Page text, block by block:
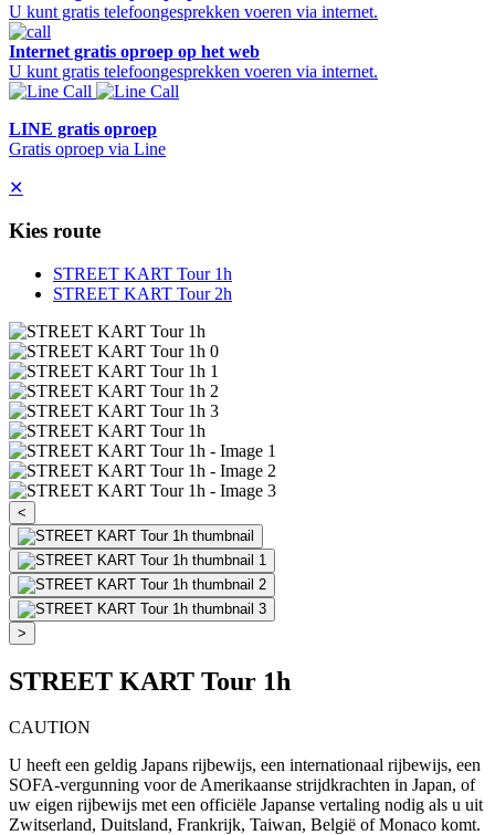
U kunt gratis telefoongesprekken voeren via internet.
Internet gratis oproep op het web
U kunt gratis telefoongesprekken voeren via internet.
LINE gratis oproep
Gratis oproep via Line
✕
Kies route
STREET KART Tour 1h
STREET KART Tour 2h
<
>
STREET KART Tour 1h
CAUTION
U heeft een geldig Japans rijbewijs, een internationaal rijbewijs, een
SOFA-vergunning voor de Amerikaanse strijdkrachten in Japan, of
uw eigen rijbewijs met een officiële Japanse vertaling nodig als u uit
Zwitserland, Duitsland, Frankrijk, Taiwan, België of Monaco komt.